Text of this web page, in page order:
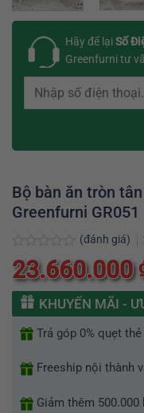
Hãy để lạiSố
Greenfurni tư
Bộ bàn ăn tròn
Greenfurni GR051
Được
xếp
hạng
(đánh giá)
23.660.000
KHUYẾN MÃI -
Trả góp 0% quẹt
Freeship nội thành
Giảm thêm